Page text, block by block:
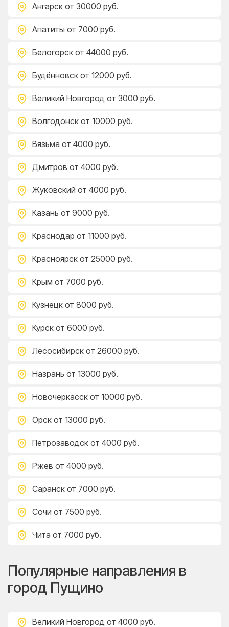
Ангарск от 30000 руб.
Апатиты от 7000 руб.
Белогорск от 44000 руб.
Будённовск от 12000 руб.
Великий Новгород от 3000 руб.
Волгодонск от 10000 руб.
Вязьма от 4000 руб.
Дмитров от 4000 руб.
Жуковский от 4000 руб.
Казань от 9000 руб.
Краснодар от 11000 руб.
Красноярск от 25000 руб.
Крым от 7000 руб.
Кузнецк от 8000 руб.
Курск от 6000 руб.
Лесосибирск от 26000 руб.
Назрань от 13000 руб.
Новочеркасск от 10000 руб.
Орск от 13000 руб.
Петрозаводск от 4000 руб.
Ржев от 4000 руб.
Саранск от 7000 руб.
Сочи от 7500 руб.
Чита от 7000 руб.
Популярные направления в
город Пущино
Великий Новгород от 4000 руб.